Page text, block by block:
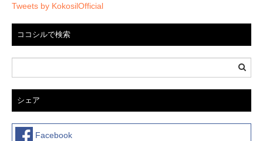
Tweets by KokosilOfficial
ココシルで検索
シェア
Facebook